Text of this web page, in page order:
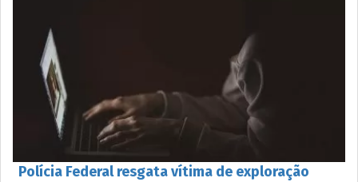
Polícia Federal resgata vítima de exploração